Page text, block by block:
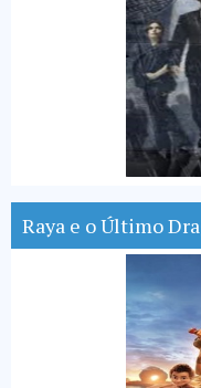
Raya e o Último